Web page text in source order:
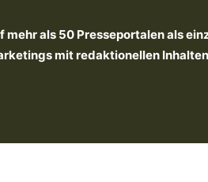
als 50 Presseportalen als
mit redaktionellen